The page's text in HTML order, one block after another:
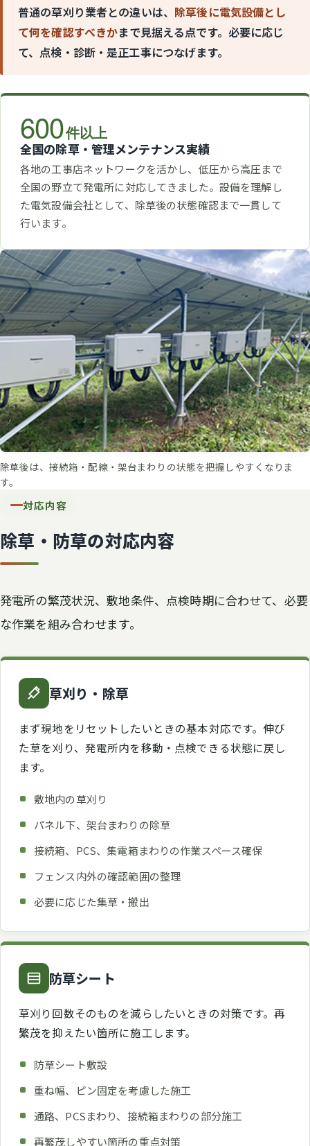
普通の草刈り業者との違いは、 除草後に電気設備とし
て何を確認すべきかまで見据える点です。必要に応じ
て、点検・診断・是正工事につなげます。
600件以上
全国の除草・管理メンテナンス実績
各地の工事店ネットワークを活かし、低圧から高圧まで
全国の野立て発電所に対応してきました。設備を理解し
た電気設備会社として、除草後の状態確認まで一貫して
行います。
除草後は、接続箱・配線・架台まわりの状態を把握しやすくなりま
す。
対応内容
除草・防草の対応内容
発電所の繁茂状況、敷地条件、点検時期に合わせて、必要
な作業を組み合わせます。
草刈り・除草
まず現地をリセットしたいときの基本対応です。伸び
た草を刈り、発電所内を移動・点検できる状態に戻し
ます。
敷地内の草刈り
パネル下、架台まわりの除草
接続箱、PCS、集電箱まわりの作業スペース確保
フェンス内外の確認範囲の整理
必要に応じた集草・搬出
防草シート
草刈り回数そのものを減らしたいときの対策です。再
繁茂を抑えたい箇所に施工します。
防草シート敷設
重ね幅、ピン固定を考慮した施工
通路、PCSまわり、接続箱まわりの部分施工
再繁茂しやすい箇所の重点対策